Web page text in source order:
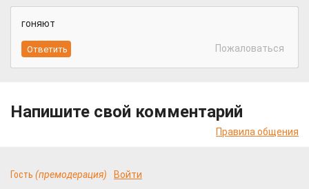
гоняют
Пожаловаться
Напишите свой комментарий
Правила общения
Гость (премодерация) Войти